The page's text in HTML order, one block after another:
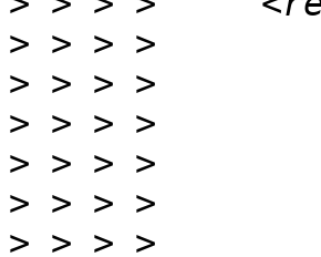
>
>
>
>
>
>